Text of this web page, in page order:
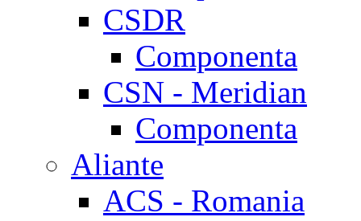
CSDR
Componenta
CSN - Meridian
Componenta
Aliante
ACS - Romania